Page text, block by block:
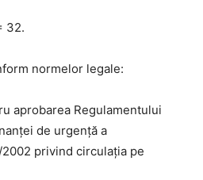
32.
normelor legale:
aprobarea Regulamentului
de urgenţă a
privind circulaţia pe